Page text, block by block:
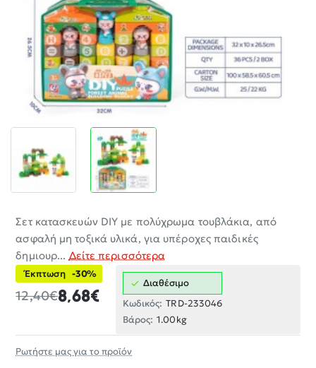
Σετ κατασκευών DIY με πολύχρωμα τουβλάκια, από
ασφαλή μη τοξικά υλικά, για υπέροχες παιδικές
δημιουρ... Δείτε περισσότερα
Έκπτωση -30%
8,68€
12,40€
Διαθέσιμο
Κωδικός: TRD-233046
Βάρος: 1.00kg
Ρωτήστε μας για το προϊόν